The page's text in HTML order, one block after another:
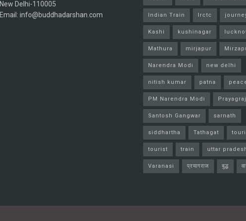
New Delhi-110005
Email: info@buddhadarshan.com
Indian Train Irctc
Kashi kushinagar
Mathura mirjapur
Narendra Modi new delhi
nitish kumar patna
PM Narendra Modi Prayagraj
Santosh Gangwar sarnath
siddhartha Tathagat
tourist train uttar
Varanasi प्रयागराज बुद्ध